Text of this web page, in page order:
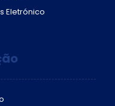
Eletrónico